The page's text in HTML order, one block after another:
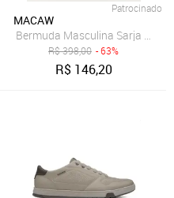
Marrom
Patrocinado
MACAW
R$398,00 - 63%
R$ 146,20